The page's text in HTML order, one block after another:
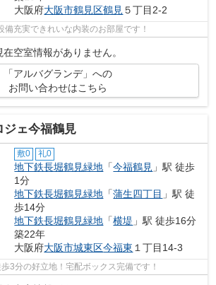
大阪府大阪市鶴見区鶴見 ５丁目2-2
備充実できれいな内装のお部屋です！
在空室情報がありません。
「アルバグランデ」への
お問い合わせはこちら
ジェ今福鶴見
敷0 礼0
地下鉄長堀鶴見緑地 「今福鶴見 」駅 徒歩
1分
地下鉄長堀鶴見緑地 「蒲生四丁目 」駅 徒
歩14分
地下鉄長堀鶴見緑地 「横堤 」駅 徒歩16分
築22年
大阪府大阪市城東区今福東 １丁目14-3
3分の好立地！宅配ボックス完備です！